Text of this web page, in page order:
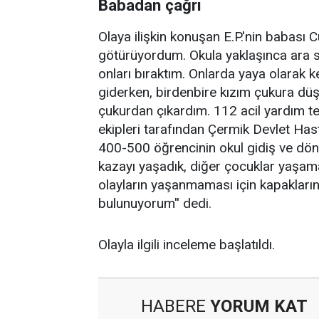
Babadan çağrı
Olaya ilişkin konuşan E.P.'nin
götürüyordum. Okula yaklaşınca ara
onları bıraktım. Onlarda yaya olarak
giderken, birdenbire kızım çukura
çukurdan çıkardım. 112 acil yardım
ekipleri tarafından Çermik Devlet
400-500 öğrencinin okul gidiş ve
kazayı yaşadık, diğer çocuklar
olayların yaşanmaması için
bulunuyorum'' dedi.
Olayla ilgili inceleme başlatıldı.
HABERE YORUM KAT